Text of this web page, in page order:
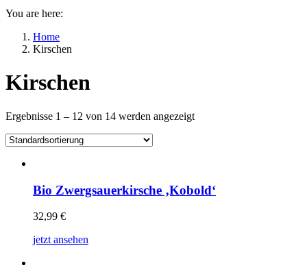
You are here:
Home
Kirschen
Kirschen
Ergebnisse 1 – 12 von 14 werden angezeigt
Bio Zwergsauerkirsche ‚Kobold‘
32,99 €
jetzt ansehen